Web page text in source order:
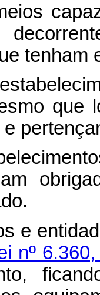
tenham
que
e
nº